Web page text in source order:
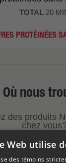
TOTAL 20
PROTÉINÉES
Où nous
des produits
chez vous?
Web utilise
des témoins